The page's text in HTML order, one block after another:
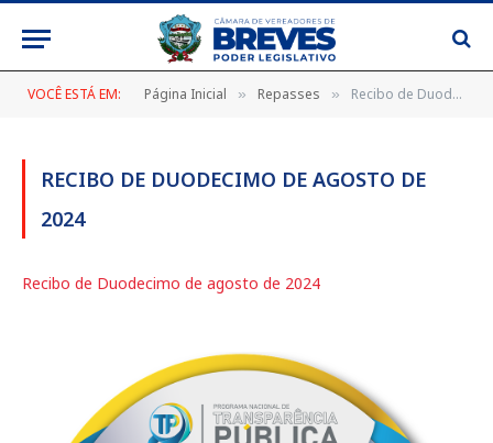
VOCÊ ESTÁ EM: Página Inicial » Repasses » Recibo de Duodecimo de agosto de 2024
RECIBO DE DUODECIMO DE AGOSTO DE
2024
Recibo de Duodecimo de agosto de 2024